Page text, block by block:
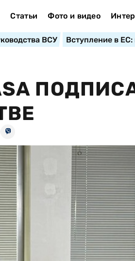
Статьи Фото и видео
ВСУ Вступление в ЕС: